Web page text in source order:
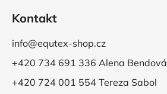
Kontakt
info@equtex-shop.cz
+420 734 691 336 Alena Bendová
+420 724 001 554 Tereza Sabol